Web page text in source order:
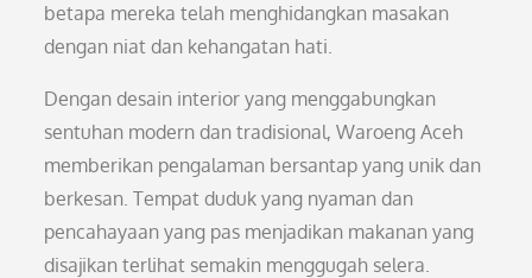
betapa mereka telah menghidangkan masakan
dengan niat dan kehangatan hati.
Dengan desain interior yang menggabungkan
sentuhan modern dan tradisional, Waroeng Aceh
memberikan pengalaman bersantap yang unik dan
berkesan. Tempat duduk yang nyaman dan
pencahayaan yang pas menjadikan makanan yang
disajikan terlihat semakin menggugah selera.